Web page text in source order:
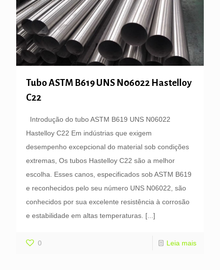
Tubo ASTM B619 UNS N06022 Hastelloy
C22
Introdução do tubo ASTM B619 UNS N06022
Hastelloy C22 Em indústrias que exigem
desempenho excepcional do material sob condições
extremas, Os tubos Hastelloy C22 são a melhor
escolha. Esses canos, especificados sob ASTM B619
e reconhecidos pelo seu número UNS N06022, são
conhecidos por sua excelente resistência à corrosão
e estabilidade em altas temperaturas. [...]
0 Leia mais